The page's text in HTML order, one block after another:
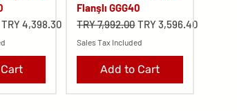
Sale Price
TRY 4,398.30
Flanşlı GGG40
Regular Price
TRY 7,992.00 Sale Price
TRY 3,596.40
Sales Tax Included
Add to Cart